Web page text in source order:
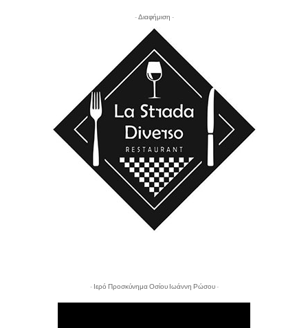
- Διαφήμιση -
- Ιερό Προσκύνημα Οσίου Ιωάννη Ρώσου -